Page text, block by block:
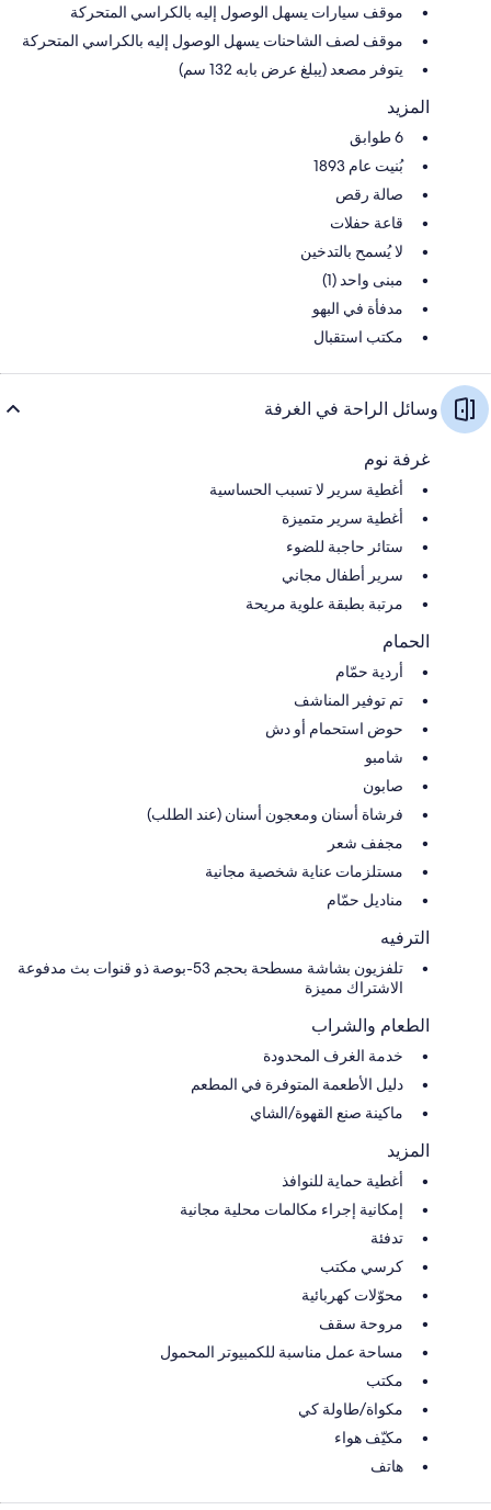
موقف سيارات يسهل الوصول إليه بالكراسي المتحركة
موقف لصف الشاحنات يسهل الوصول إليه بالكراسي المتحركة
يتوفر مصعد (يبلغ عرض بابه 132 سم)
المزيد
6 طوابق
بُنيت عام 1893
صالة رقص
قاعة حفلات
لا يُسمح بالتدخين
مبنى واحد (1)
مدفأة في البهو
مكتب استقبال
وسائل الراحة في الغرفة
غرفة نوم
أغطية سرير لا تسبب الحساسية
أغطية سرير متميزة
ستائر حاجبة للضوء
سرير أطفال مجاني
مرتبة بطبقة علوية مريحة
الحمام
أردية حمّام
تم توفير المناشف
حوض استحمام أو دش
شامبو
صابون
فرشاة أسنان ومعجون أسنان (عند الطلب)
مجفف شعر
مستلزمات عناية شخصية مجانية
مناديل حمّام
الترفيه
تلفزيون بشاشة مسطحة بحجم 53-بوصة ذو قنوات بث مدفوعة
الاشتراك مميزة
الطعام والشراب
خدمة الغرف المحدودة
دليل الأطعمة المتوفرة في المطعم
ماكينة صنع القهوة/الشاي
المزيد
أغطية حماية للنوافذ
إمكانية إجراء مكالمات محلية مجانية
تدفئة
كرسي مكتب
محوّلات كهربائية
مروحة سقف
مساحة عمل مناسبة للكمبيوتر المحمول
مكتب
مكواة/طاولة كي
مكيّف هواء
هاتف